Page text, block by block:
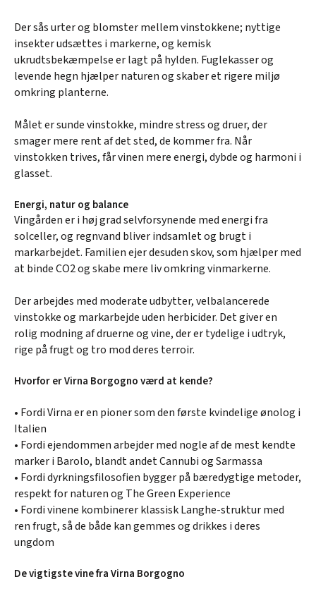
Der sås urter og blomster mellem vinstokkene; nyttige
insekter udsættes i markerne, og kemisk
ukrudtsbekæmpelse er lagt på hylden. Fuglekasser og
levende hegn hjælper naturen og skaber et rigere miljø
omkring planterne.
Målet er sunde vinstokke, mindre stress og druer, der
smager mere rent af det sted, de kommer fra. Når
vinstokken trives, får vinen mere energi, dybde og harmoni i
glasset.
Energi, natur og balance
Vingården er i høj grad selvforsynende med energi fra
solceller, og regnvand bliver indsamlet og brugt i
markarbejdet. Familien ejer desuden skov, som hjælper med
at binde CO2 og skabe mere liv omkring vinmarkerne.
Der arbejdes med moderate udbytter, velbalancerede
vinstokke og markarbejde uden herbicider. Det giver en
rolig modning af druerne og vine, der er tydelige i udtryk,
rige på frugt og tro mod deres terroir.
Hvorfor er Virna Borgogno værd at kende?
• Fordi Virna er en pioner som den første kvindelige ønolog i
Italien
• Fordi ejendommen arbejder med nogle af de mest kendte
marker i Barolo, blandt andet Cannubi og Sarmassa
• Fordi dyrkningsfilosofien bygger på bæredygtige metoder,
respekt for naturen og The Green Experience
• Fordi vinene kombinerer klassisk Langhe-struktur med
ren frugt, så de både kan gemmes og drikkes i deres
ungdom
De vigtigste vine fra Virna Borgogno